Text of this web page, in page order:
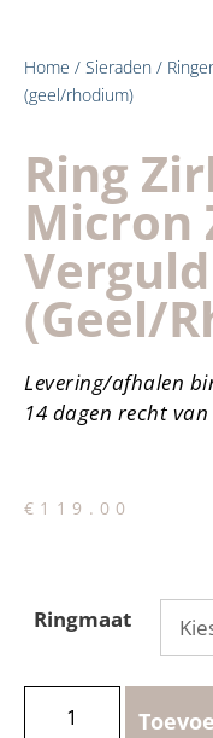
Home / Sieraden /
(geel/rhodium)
Ring
Micron
Verguld
(geel/
Levering/afhalen
14 dagen recht
€ 119.00
Ringmaat